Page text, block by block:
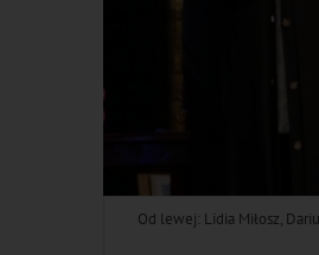
Od lewej: Lidia Miłosz,